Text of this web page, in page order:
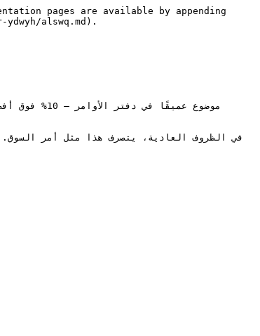
pages are available by appending
alswq.md).